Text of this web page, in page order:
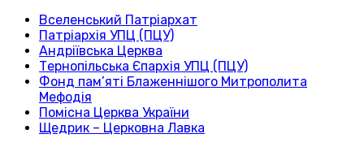
Вселенський Патріархат
Патріархія УПЦ (ПЦУ)
Андріївська Церква
Тернопільська Єпархія УПЦ (ПЦУ)
Фонд пам’яті Блаженнішого Митрополита
Мефодія
Помісна Церква України
Щедрик – Церковна Лавка